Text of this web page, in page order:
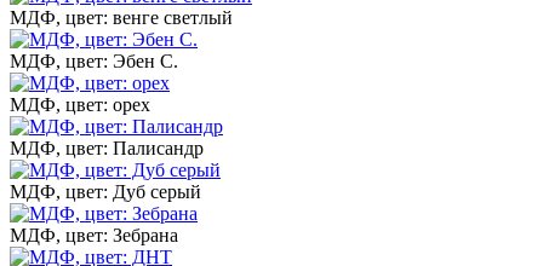
МДФ, цвет: венге светлый
МДФ, цвет: Эбен С.
МДФ, цвет: орех
МДФ, цвет: Палисандр
МДФ, цвет: Дуб серый
МДФ, цвет: Зебрана